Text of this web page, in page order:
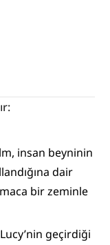
insan beyninin
dair
bir zeminle
Lucy’nin geçirdiği